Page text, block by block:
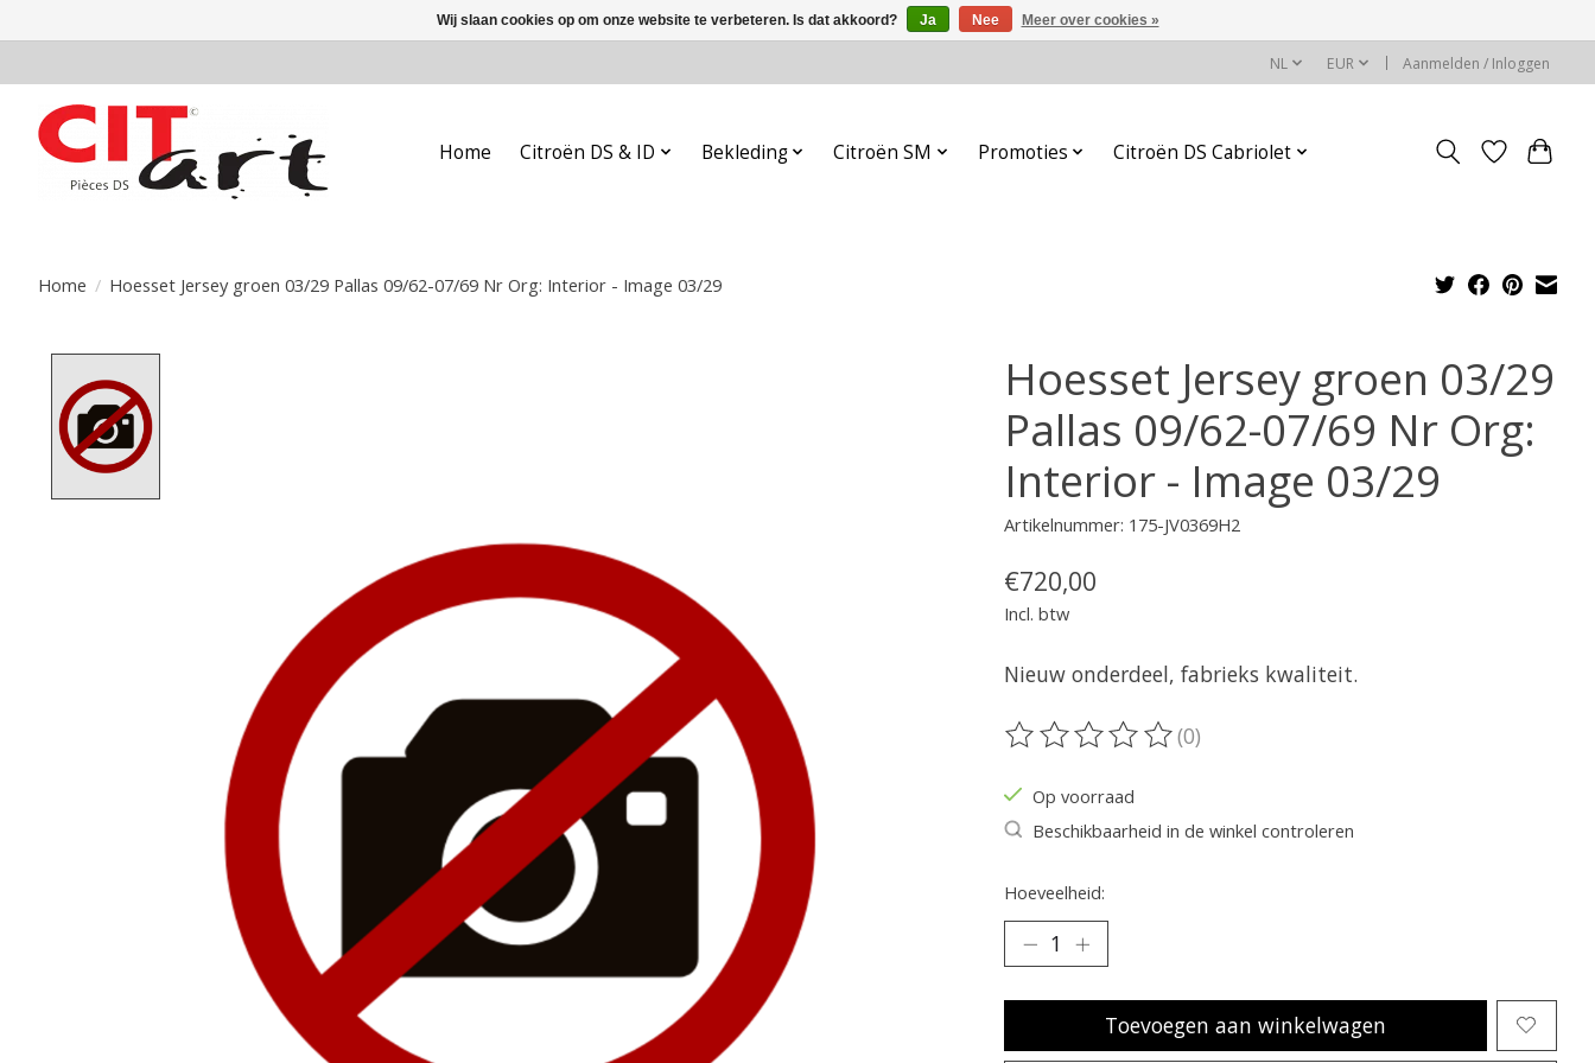
NL EUR Aanmelden / Inloggen
Home Citroën DS & ID Bekleding Citroën SM Promoties Citroën DS Cabriolet
Home / Hoesset Jersey groen 03/29 Pallas 09/62-07/69 Nr Org: Interior - Image 03/29
Hoesset Jersey groen 03/29
Pallas 09/62-07/69 Nr Org:
Interior - Image 03/29
Artikelnummer: 175-JV0369H2
€720,00
Incl. btw
Nieuw onderdeel, fabrieks kwaliteit.
De beoordeling van dit product is
(0)
Op voorraad
Beschikbaarheid in de winkel controleren
Hoeveelheid:
Toevoegen aan winkelwagen
Wij slaan cookies op om onze website te verbeteren. Is dat akkoord? Ja Nee Meer over cookies »